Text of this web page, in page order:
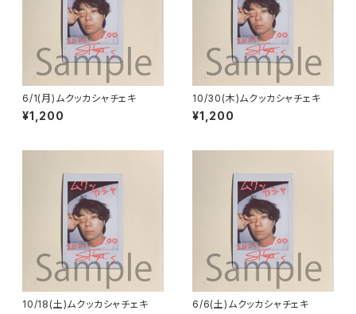
6/1(月)ムクッカシャチェキ
¥1,200
10/30(木)ムクッカシャチェキ
¥1,200
10/18(土)ムクッカシャチェキ 6/6(土)ムクッカシャチェキ